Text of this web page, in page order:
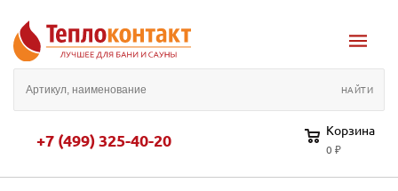
+7 (499) 325-40-20 Корзина
0 ₽